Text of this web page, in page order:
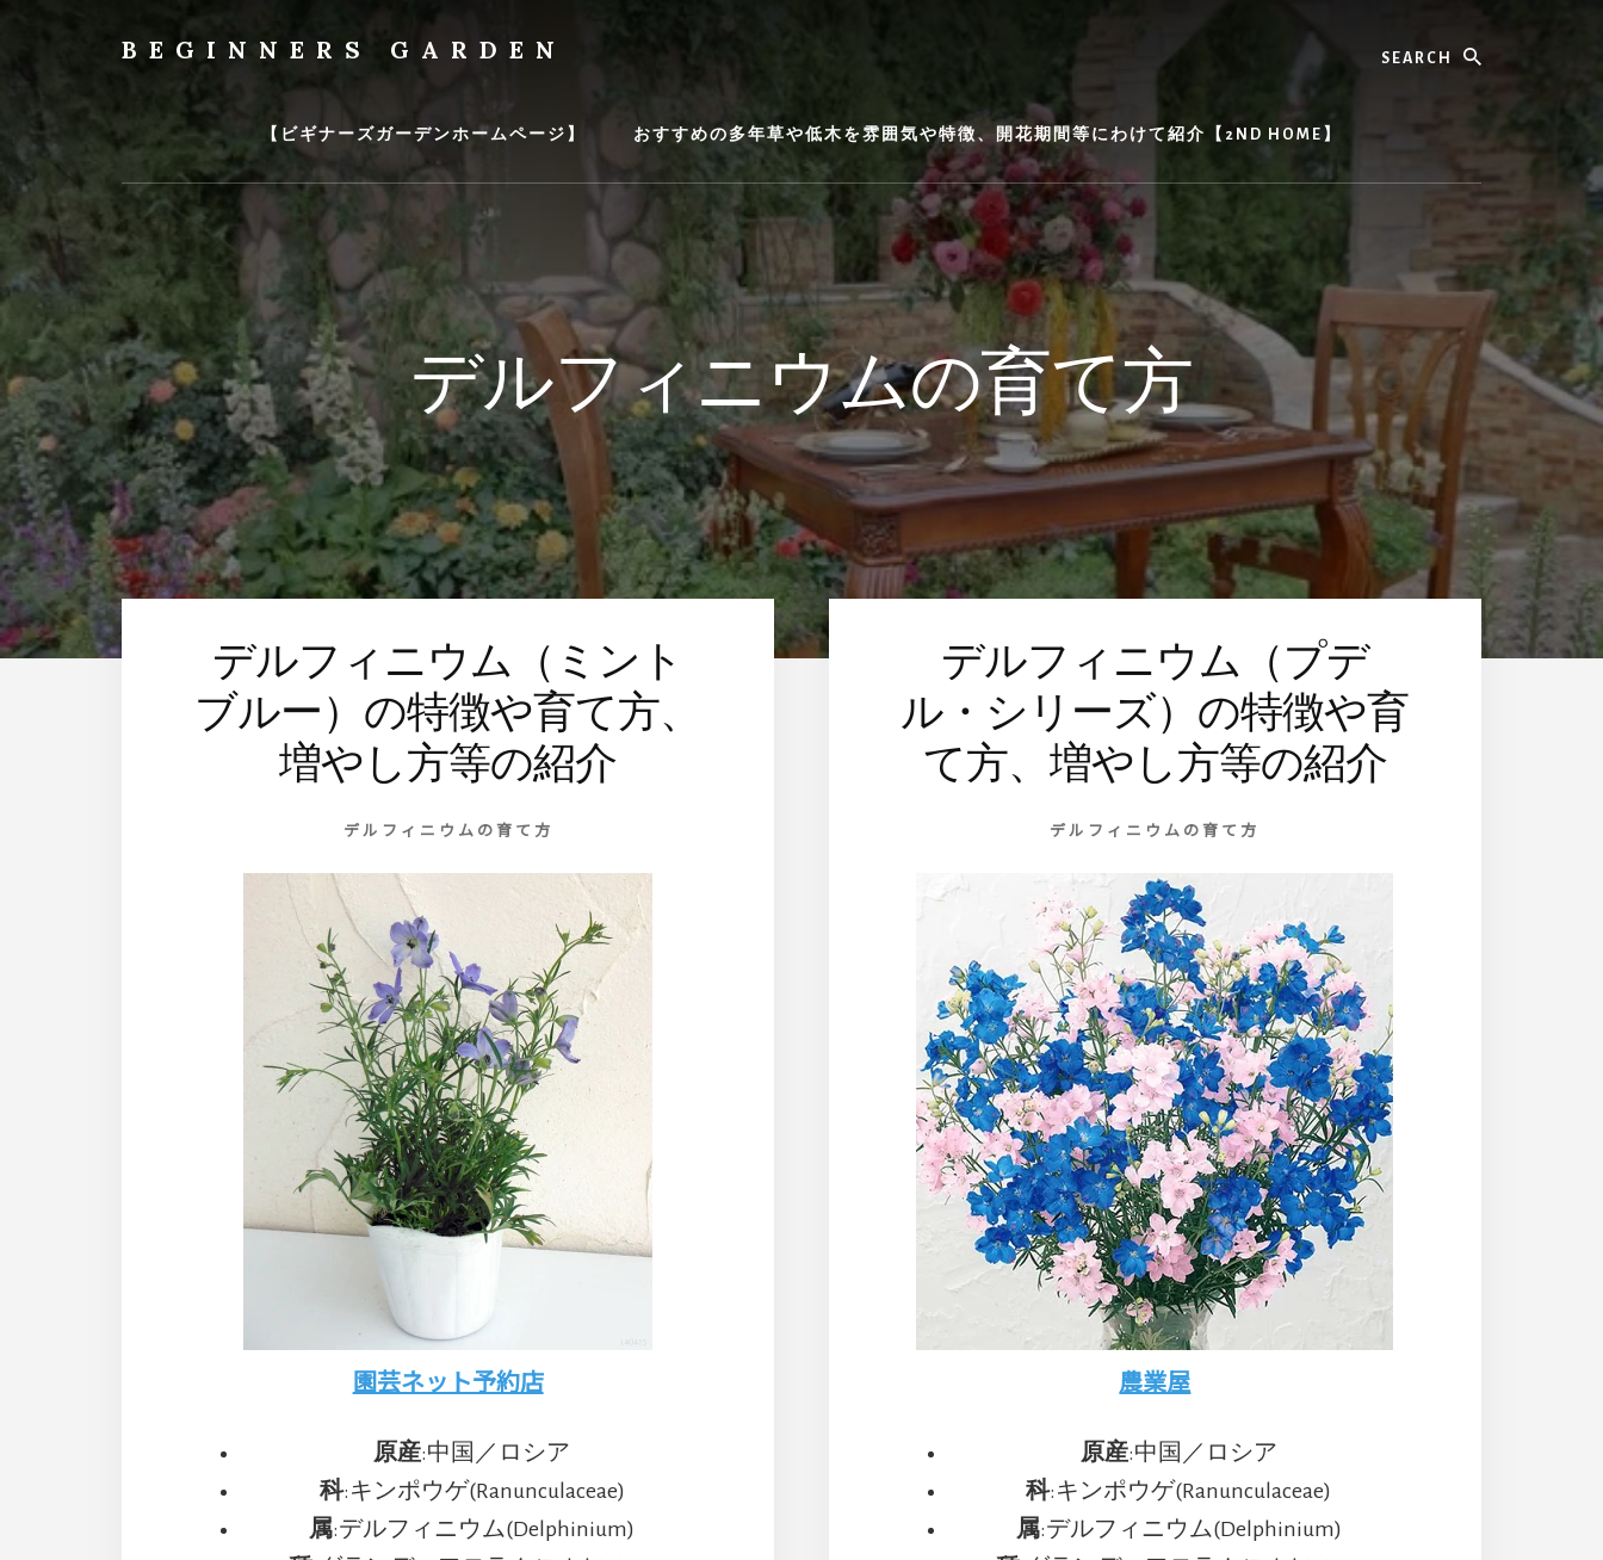
BEGINNERS GARDEN
の
類
や
育
て
方
の
紹
介
を
行
い
ま
す
【ビギナーズガーデンホームページ】 おすすめの多年草や低木を雰囲気や特徴、開花期間等にわけて紹介【2ND HOME】
デルフィニウムの育て方
デルフィニウム（ミント
ブルー）の特徴や育て方、
増やし方等の紹介
デルフィニウムの育て方
園芸ネット予約店
原産:中国／ロシア
科:キンポウゲ(Ranunculaceae)
属:デルフィニウム(Delphinium)
デルフィニウム（プデ
ル・シリーズ）の特徴や育
て方、増やし方等の紹介
デルフィニウムの育て方
農業屋
原産:中国／ロシア
科:キンポウゲ(Ranunculaceae)
属:デルフィニウム(Delphinium)